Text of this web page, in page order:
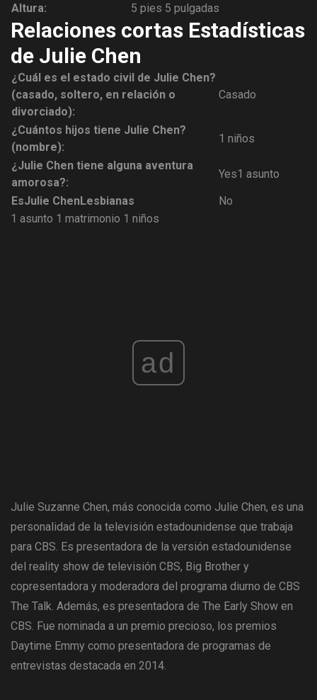
Altura:
5 pies 5 pulgadas
Relaciones cortas Estadísticas
de Julie Chen
¿Cuál es el estado civil de Julie Chen?
(casado, soltero, en relación o
divorciado):
Casado
¿Cuántos hijos tiene Julie Chen?
(nombre):
1 niños
¿Julie Chen tiene alguna aventura
amorosa?:
Yes1 asunto
EsJulie ChenLesbianas
No
1 asunto 1 matrimonio 1 niños
ad
Julie Suzanne Chen, más conocida como Julie Chen, es una
personalidad de la televisión estadounidense que trabaja
para CBS. Es presentadora de la versión estadounidense
del reality show de televisión CBS, Big Brother y
copresentadora y moderadora del programa diurno de CBS
The Talk. Además, es presentadora de The Early Show en
CBS. Fue nominada a un premio precioso, los premios
Daytime Emmy como presentadora de programas de
entrevistas destacada en 2014.